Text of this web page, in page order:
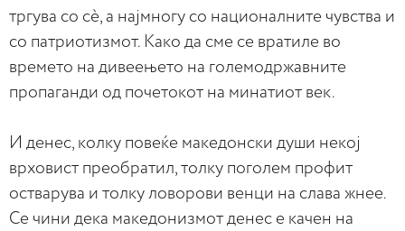
тргува со сè, а најмногу со националните чувства и
со патриотизмот. Како да сме се вратиле во
времето на дивеењето на големодржавните
пропаганди од почетокот на минатиот век.
И денес, колку повеќе македонски души некој
врховист преобратил, толку поголем профит
остварува и толку ловорови венци на слава жнее.
Се чини дека македонизмот денес е качен на